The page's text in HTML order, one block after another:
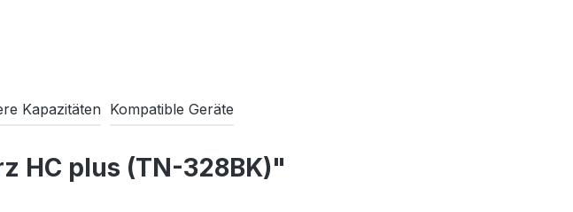
Kapazitäten Kompatible Geräte
HC plus (TN-328BK)"